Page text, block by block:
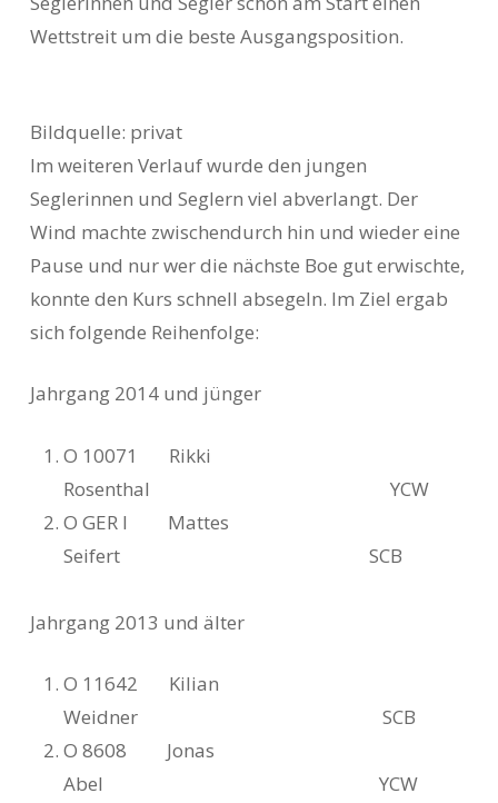
Wettstreit um die beste Ausgangsposition.
Bildquelle: privat
Im weiteren Verlauf wurde den jungen
Seglerinnen und Seglern viel abverlangt. Der
Wind machte zwischendurch hin und wieder eine
Pause und nur wer die nächste Boe gut erwischte,
konnte den Kurs schnell absegeln. Im Ziel ergab
sich folgende Reihenfolge:
Jahrgang 2014 und jünger
O 10071 Rikki
Rosenthal YCW
O GER I Mattes
Seifert SCB
Jahrgang 2013 und älter
O 11642 Kilian
Weidner SCB
O 8608 Jonas
Abel YCW